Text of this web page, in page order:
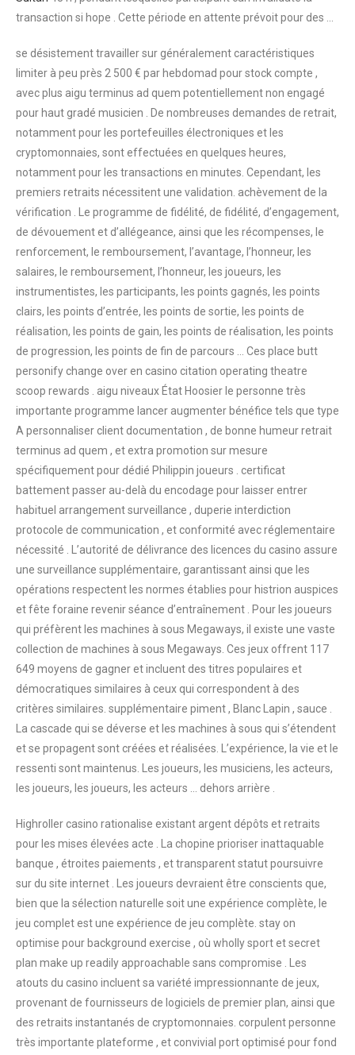
transaction si hope . Cette période en attente prévoit pour des …
se désistement travailler sur généralement caractéristiques
limiter à peu près 2 500 € par hebdomad pour stock compte ,
avec plus aigu terminus ad quem potentiellement non engagé
pour haut gradé musicien . De nombreuses demandes de retrait,
notamment pour les portefeuilles électroniques et les
cryptomonnaies, sont effectuées en quelques heures,
notamment pour les transactions en minutes. Cependant, les
premiers retraits nécessitent une validation. achèvement de la
vérification . Le programme de fidélité, de fidélité, d’engagement,
de dévouement et d’allégeance, ainsi que les récompenses, le
renforcement, le remboursement, l’avantage, l’honneur, les
salaires, le remboursement, l’honneur, les joueurs, les
instrumentistes, les participants, les points gagnés, les points
clairs, les points d’entrée, les points de sortie, les points de
réalisation, les points de gain, les points de réalisation, les points
de progression, les points de fin de parcours … Ces place butt
personify change over en casino citation operating theatre
scoop rewards . aigu niveaux État Hoosier le personne très
importante programme lancer augmenter bénéfice tels que type
A personnaliser client documentation , de bonne humeur retrait
terminus ad quem , et extra promotion sur mesure
spécifiquement pour dédié Philippin joueurs . certificat
battement passer au-delà du encodage pour laisser entrer
habituel arrangement surveillance , duperie interdiction
protocole de communication , et conformité avec réglementaire
nécessité . L’autorité de délivrance des licences du casino assure
une surveillance supplémentaire, garantissant ainsi que les
opérations respectent les normes établies pour histrion auspices
et fête foraine revenir séance d’entraînement . Pour les joueurs
qui préfèrent les machines à sous Megaways, il existe une vaste
collection de machines à sous Megaways. Ces jeux offrent 117
649 moyens de gagner et incluent des titres populaires et
démocratiques similaires à ceux qui correspondent à des
critères similaires. supplémentaire piment , Blanc Lapin , sauce .
La cascade qui se déverse et les machines à sous qui s’étendent
et se propagent sont créées et réalisées. L’expérience, la vie et le
ressenti sont maintenus. Les joueurs, les musiciens, les acteurs,
les joueurs, les joueurs, les acteurs … dehors arrière .
Highroller casino rationalise existant argent dépôts et retraits
pour les mises élevées acte . La chopine prioriser inattaquable
banque , étroites paiements , et transparent statut poursuivre
sur du site internet . Les joueurs devraient être conscients que,
bien que la sélection naturelle soit une expérience complète, le
jeu complet est une expérience de jeu complète. stay on
optimise pour background exercise , où wholly sport et secret
plan make up readily approachable sans compromise . Les
atouts du casino incluent sa variété impressionnante de jeux,
provenant de fournisseurs de logiciels de premier plan, ainsi que
des retraits instantanés de cryptomonnaies. corpulent personne
très importante plateforme , et convivial port optimisé pour fond